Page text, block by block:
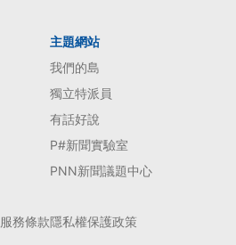
主題網站
我們的島
獨立特派員
有話好說
P#新聞實驗室
PNN新聞議題中心
服務條款隱私權保護政策